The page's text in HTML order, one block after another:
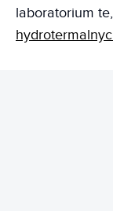
laboratorium